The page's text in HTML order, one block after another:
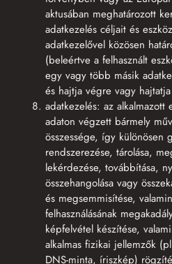
aktusában meghatározott
adatkezelés céljait és
adatkezelővel közösen
(beleértve a felhasznált
egy vagy több másik
és hajtja végre vagy
adatkezelés: az alkalmazott
adaton végzett bármely
összessége, így különösen
rendszerezése, tárolása,
lekérdezése, továbbítása,
összehangolása vagy
és megsemmisítése,
felhasználásának
képfelvétel készítése,
alkalmas fizikai jellemzők
DNS-minta, íriszkép)